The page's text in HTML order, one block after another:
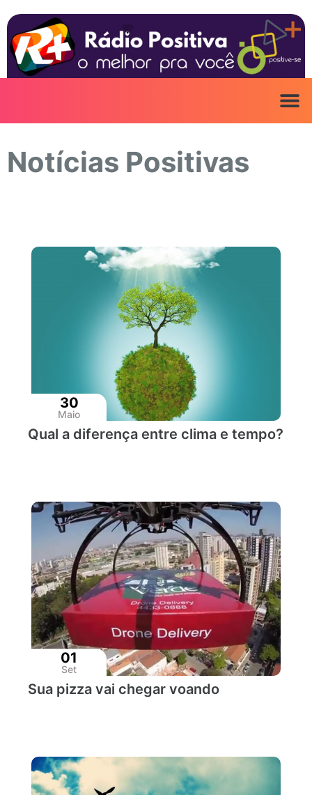
para
conteúdo
Notícias Positivas
30
Maio
Qual a diferença entre clima e tempo?
01
Set
Sua pizza vai chegar voando